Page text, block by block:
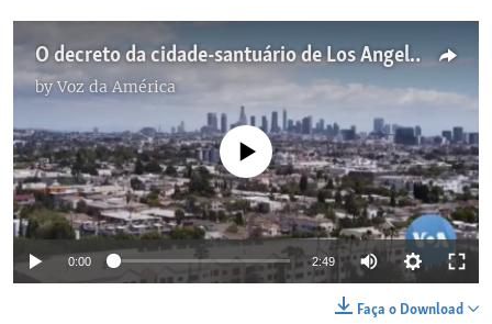
O decreto da cidade-santuário de Los Angeles dá esperança aos imigrantes indocumentados da cidade
byVoz da América
No media source currently available
0:00 2:49
Faça o Download